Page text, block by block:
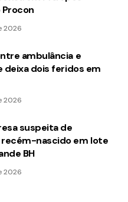
2026
ambulância e
deixa dois feridos em
2026
suspeita de
recém-nascido em lote
BH
2026